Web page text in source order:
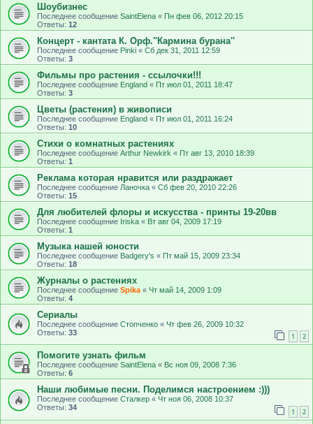
Шоубизнес
Последнее сообщение SaintElena « Пн фев 06, 2012 20:15
Ответы: 12
Концерт - кантата К. Орф.''Кармина бурана''
Последнее сообщение Pinki « Сб дек 31, 2011 12:59
Ответы: 3
Фильмы про растения - ссылочки!!!
Последнее сообщение Еngland « Пт июл 01, 2011 18:47
Ответы: 3
Цветы (растения) в живописи
Последнее сообщение Еngland « Пт июл 01, 2011 16:24
Ответы: 10
Стихи о комнатных растениях
Последнее сообщение Arthur Newkirk « Пт авг 13, 2010 18:39
Ответы: 1
Реклама которая нравится или раздражает
Последнее сообщение Ланочка « Сб фев 20, 2010 22:26
Ответы: 15
Для любителей флоры и искусства - принты 19-20вв
Последнее сообщение Iriska « Вт авг 04, 2009 17:19
Ответы: 1
Музыка нашей юности
Последнее сообщение Badgery's « Пт май 15, 2009 23:34
Ответы: 18
Журналы о растениях
Последнее сообщение Spika « Чт май 14, 2009 1:09
Ответы: 4
Сериалы
Последнее сообщение Стопченко « Чт фев 26, 2009 10:32
Ответы: 33 1 2
Помогите узнать фильм
Последнее сообщение SaintElena « Вс ноя 09, 2008 7:36
Ответы: 6
Наши любимые песни. Поделимся настроением :)))
Последнее сообщение Сталкер « Чт ноя 06, 2008 10:37
Ответы: 34 1 2